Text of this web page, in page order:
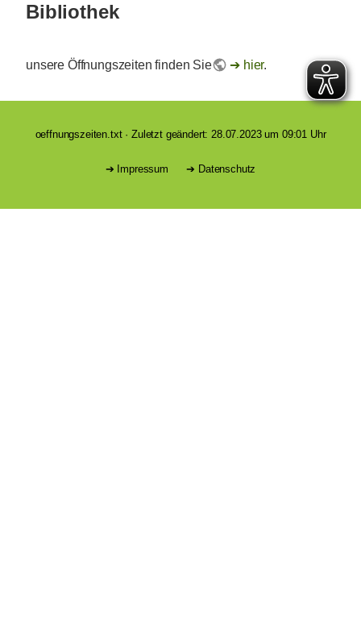
Bibliothek
unsere Öffnungszeiten finden Sie hier.
oeffnungszeiten.txt· Zuletzt geändert: 28.07.2023 um 09:01 Uhr
Impressum Datenschutz